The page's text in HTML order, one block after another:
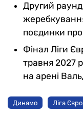
Другий раунд
поєдинки
Фінал Ліги
травня 2027
на арені
Динамо Ліга